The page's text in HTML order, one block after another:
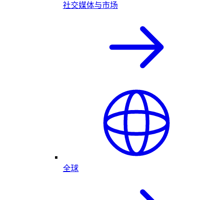
社交媒体与市场
全球